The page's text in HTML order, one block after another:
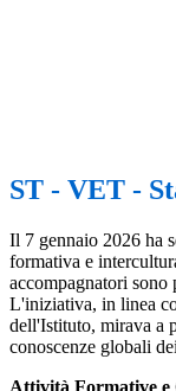
ST - VET -
Il 7 gennaio 2026 ha
formativa e
accompagnatori
L'iniziativa, in linea
dell'Istituto, mirava a
conoscenze globali